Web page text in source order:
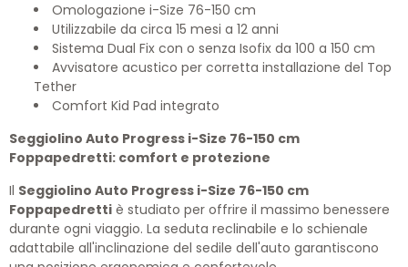
Omologazione i-Size 76-150 cm
Utilizzabile da circa 15 mesi a 12 anni
Sistema Dual Fix con o senza Isofix da 100 a 150 cm
Avvisatore acustico per corretta installazione del Top
Tether
Comfort Kid Pad integrato
Seggiolino Auto Progress i-Size 76-150 cm
Foppapedretti: comfort e protezione
Il Seggiolino Auto Progress i-Size 76-150 cm
Foppapedretti è studiato per offrire il massimo benessere
durante ogni viaggio. La seduta reclinabile e lo schienale
adattabile all'inclinazione del sedile dell'auto garantiscono